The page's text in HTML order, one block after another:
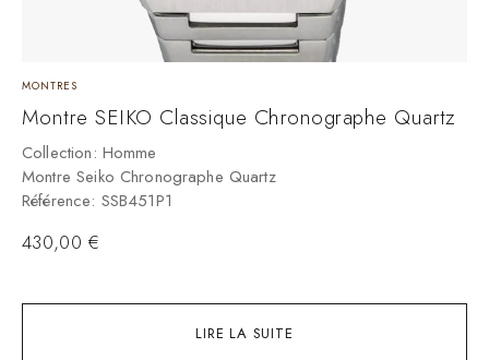
LIRE LA SUITE
MONTRES
Montre SEIKO Classique Chronographe Quartz
Collection: Homme
Montre Seiko Chronographe Quartz
Référence: SSB451P1
430,00 €